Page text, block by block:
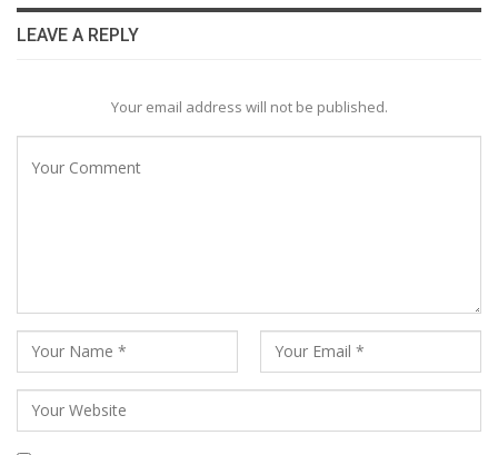
LEAVE A REPLY
Your email address will not be published.